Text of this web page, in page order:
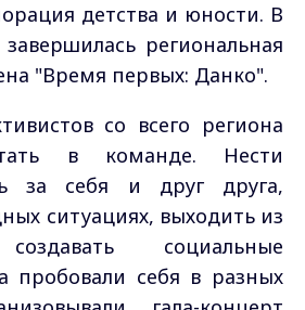
детства и юности. В
региональная
"Время первых: Данко".
со всего региона
в команде. Нести
за себя и друг друга,
ситуациях, выходить из
социальные
пробовали себя в разных